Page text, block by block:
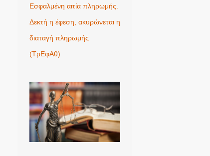
Εσφαλμένη αιτία πληρωμής.
Δεκτή η έφεση, ακυρώνεται η
διαταγή πληρωμής
(ΤρΕφΑθ)